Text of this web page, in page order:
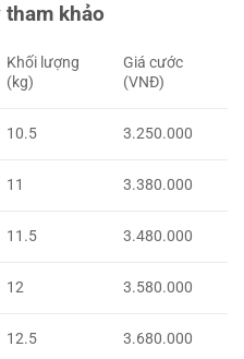
khảo
Khối lượng
(kg)
Giá cước
(VNĐ)
10.5 3.250.000
11 3.380.000
11.5 3.480.000
12 3.580.000
12.5 3.680.000